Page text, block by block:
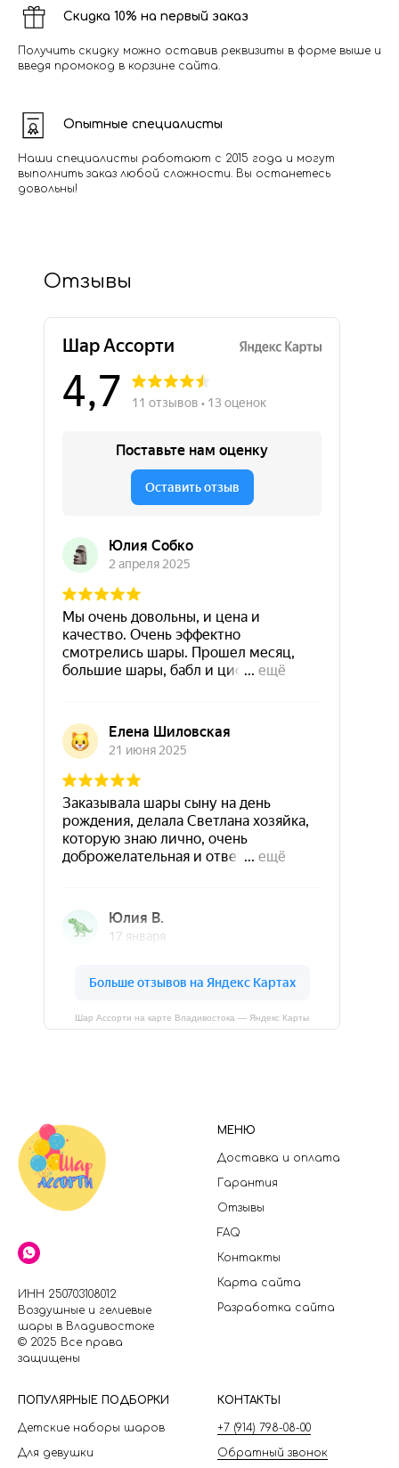
Скидка 10% на первый заказ
Получить скидку можно оставив реквизиты в форме выше и
введя промокод в корзине сайта.
Опытные специалисты
Наши специалисты работают с 2015 года и могут
выполнить заказ любой сложности. Вы останетесь
довольны!
Отзывы
Шар Ассорти на карте Владивостока — Яндекс Карты
ИНН 250703108012
Воздушные и гелиевые
шары в Владивостоке
© 2025 Все права
защищены
МЕНЮ
Доставка и оплата
Гарантия
Отзывы
FAQ
Контакты
Карта сайта
Разработка сайта
ПОПУЛЯРНЫЕ ПОДБОРКИ
Детские наборы шаров
Для девушки
КОНТАКТЫ
+7 (914) 798-08-00
Обратный звонок